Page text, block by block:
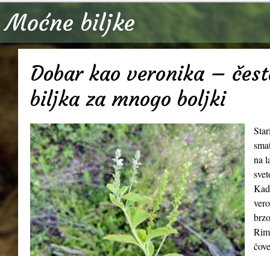
Moćne biljke
Dobar kao veronika –
biljka za mnogo boljki
na